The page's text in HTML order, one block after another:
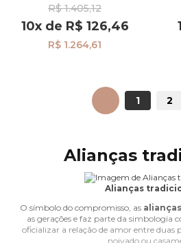
1,1mm ta11
R$ 1.405,12
10xde R$ 126,46
R$ 1.264,61
ANTERIOR 1 2
Alianças
Alianças
O símbolo do compromisso, as
as gerações e faz parte da simbologia
oficializar a relação de amor entre duas
noivado ou